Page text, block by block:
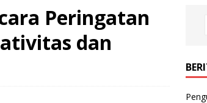
Peringatan
dan